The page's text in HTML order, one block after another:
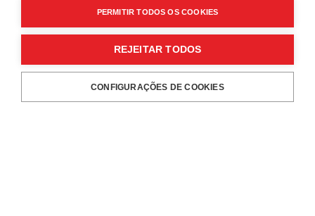
PERMITIR TODOS OS COOKIES
REJEITAR TODOS
CONFIGURAÇÕES DE COOKIES
RESERVAS